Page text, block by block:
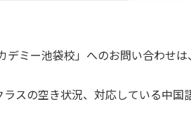
ミー池袋校」へのお問い合わせは
スの空き状況、対応している中国